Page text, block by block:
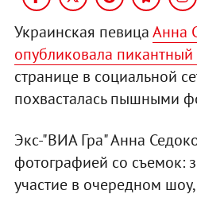
Украинская певицаАнна
опубликовала
странице в социальной
похвасталась пышными
Экс-"ВИА Гра" Анна
фотографией со съемок:
участие в очередном